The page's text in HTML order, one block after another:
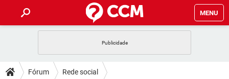
MENU
CELULAR
DICAS
Fórum Rede social